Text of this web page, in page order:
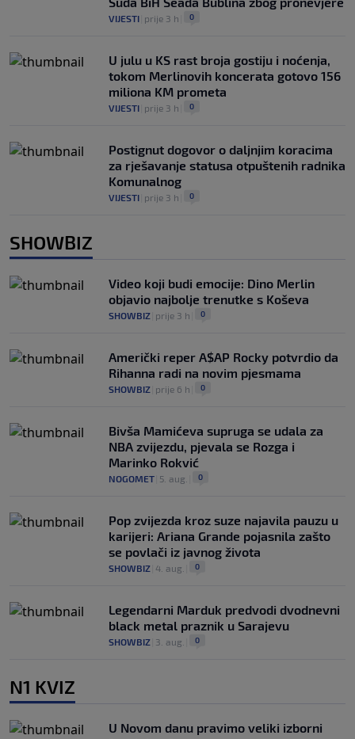
VIJESTI prije 3 h 0
U julu u KS rast broja gostiju i noćenja,
tokom Merlinovih koncerata gotovo 156
miliona KM prometa
VIJESTI prije 3 h 0
Postignut dogovor o daljnjim koracima
za rješavanje statusa otpuštenih radnika
Komunalnog
VIJESTI prije 3 h 0
SHOWBIZ
Video koji budi emocije: Dino Merlin
objavio najbolje trenutke s Koševa
SHOWBIZ prije 3 h 0
Američki reper A$AP Rocky potvrdio da
Rihanna radi na novim pjesmama
SHOWBIZ prije 6 h 0
Bivša Mamićeva supruga se udala za
NBA zvijezdu, pjevala se Rozga i
Marinko Rokvić
NOGOMET 5. aug. 0
Pop zvijezda kroz suze najavila pauzu u
karijeri: Ariana Grande pojasnila zašto
se povlači iz javnog života
SHOWBIZ 4. aug. 0
Legendarni Marduk predvodi dvodnevni
black metal praznik u Sarajevu
SHOWBIZ 3. aug. 0
N1 KVIZ
U Novom danu pravimo veliki izborni